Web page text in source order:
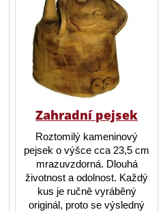
Zahradní pejsek
Roztomilý kameninový
pejsek o výšce cca 23,5 cm
mrazuvzdorná. Dlouhá
životnost a odolnost. Každý
kus je ručně vyráběný
originál, proto se výsledný